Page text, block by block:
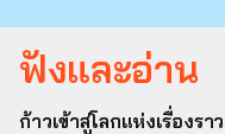
ฟังและอ่าน
ก้าวเข้าสู่โลกแห่งเรื่องร